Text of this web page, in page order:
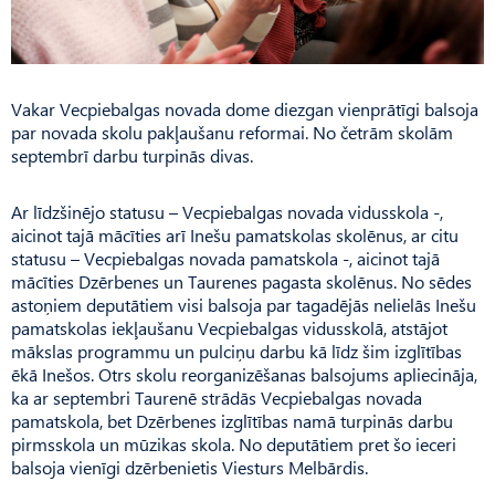
Vakar Vecpiebalgas novada dome diezgan vienprātīgi balsoja
par novada skolu pakļaušanu reformai. No četrām skolām
septembrī darbu turpinās divas.
Ar līdzšinējo statusu – Vec­piebalgas novada vidusskola -,
aicinot tajā mācīties arī Inešu pamatskolas skolēnus, ar citu
statusu – Vecpiebalgas novada pamatskola -, aicinot tajā
mācīties Dzērbenes un Taurenes pagasta skolēnus. No sēdes
astoņiem deputātiem visi balsoja par tagadējās nelielās Inešu
pamatskolas iekļaušanu Vecpiebalgas vidusskolā, atstājot
mākslas programmu un pulciņu darbu kā līdz šim izglītības
ēkā Inešos. Otrs skolu reorganizēšanas balsojums apliecināja,
ka ar septembri Taurenē strādās Vecpiebalgas novada
pamatskola, bet Dzērbenes izglītības namā turpinās darbu
pirms­skola un mūzikas skola. No deputātiem pret šo ieceri
balsoja vienīgi dzērbenietis Viesturs Melbār­dis.